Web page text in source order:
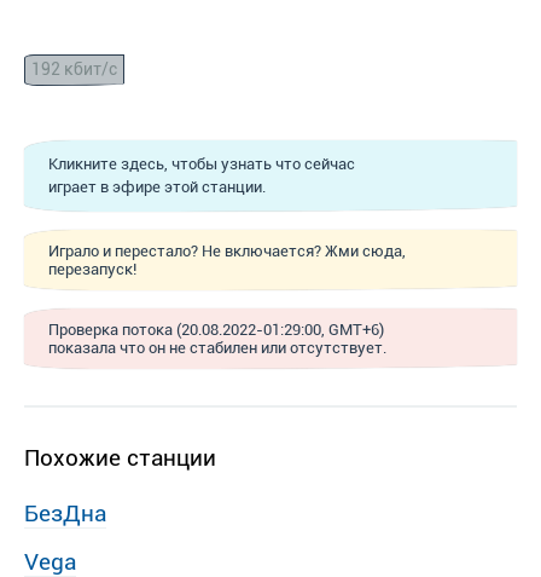
192 кбит/с
Кликните здесь, чтобы узнать что сейчас
играет в эфире этой станции.
Играло и перестало? Не включается? Жми сюда,
перезапуск!
Проверка потока (20.08.2022-01:29:00, GMT+6)
показала что он не стабилен или отсутствует.
Похожие станции
БезДна
Vega